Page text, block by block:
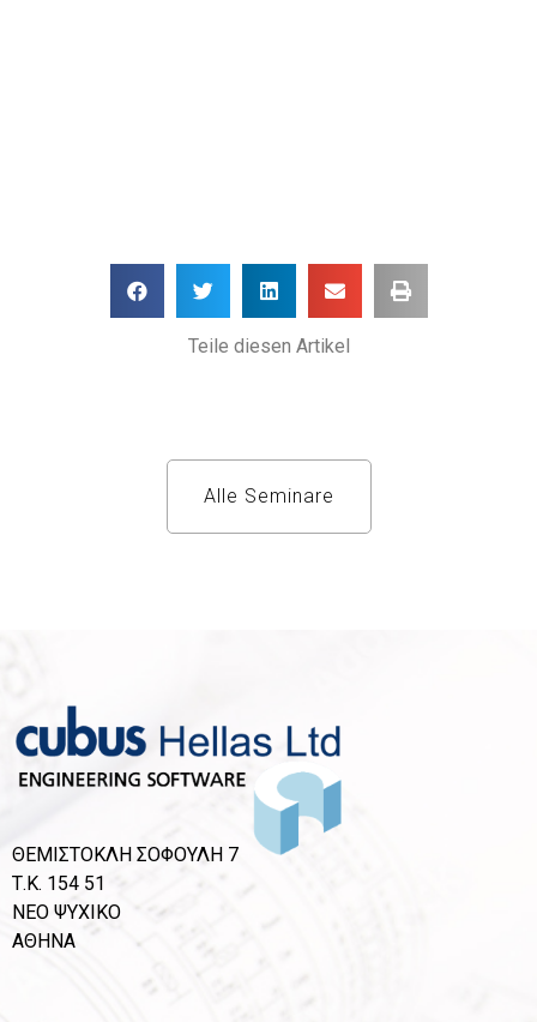
Teile diesen Artikel
Alle Seminare
ΘΕΜΙΣΤΟΚΛΗ ΣΟΦΟΥΛΗ 7
Τ.Κ. 154 51
ΝΕΟ ΨΥΧΙΚΟ
ΑΘΗΝΑ